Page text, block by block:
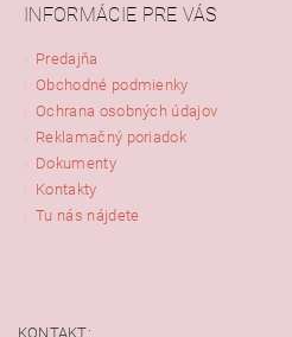
INFORMÁCIE PRE VÁS
Predajňa
Obchodné podmienky
Ochrana osobných údajov
Reklamačný poriadok
Dokumenty
Kontakty
Tu nás nájdete
KONTAKT: